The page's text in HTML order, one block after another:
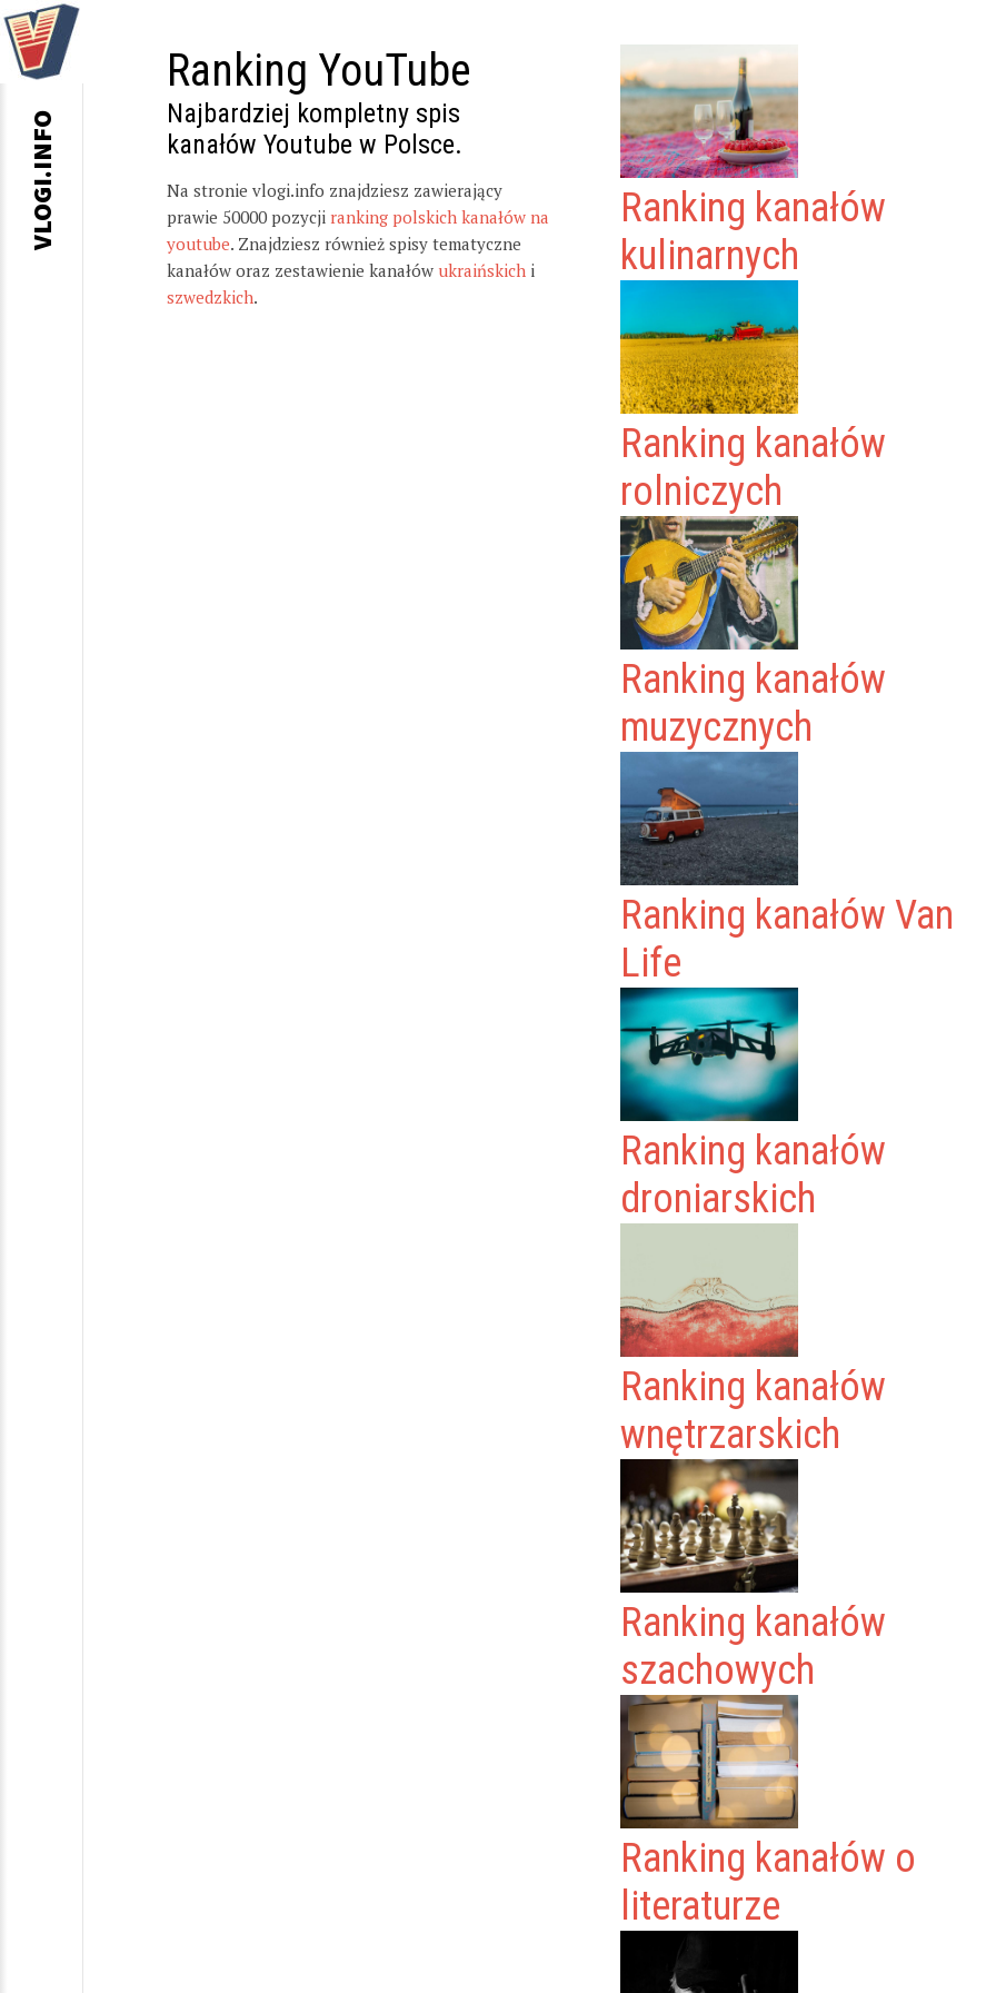
Ranking YouTube
Najbardziej kompletny spis
kanałów Youtube w Polsce.
Na stronie vlogi.info znajdziesz zawierający
prawie 50000 pozycji ranking polskich kanałów na
youtube. Znajdziesz również spisy tematyczne
kanałów oraz zestawienie kanałów ukraińskich i
szwedzkich.
Ranking kanałów
kulinarnych
Ranking kanałów
rolniczych
Ranking kanałów
muzycznych
Ranking kanałów Van
Life
Ranking kanałów
droniarskich
Ranking kanałów
wnętrzarskich
Ranking kanałów
szachowych
Ranking kanałów o
literaturze
VLOGI.INFO